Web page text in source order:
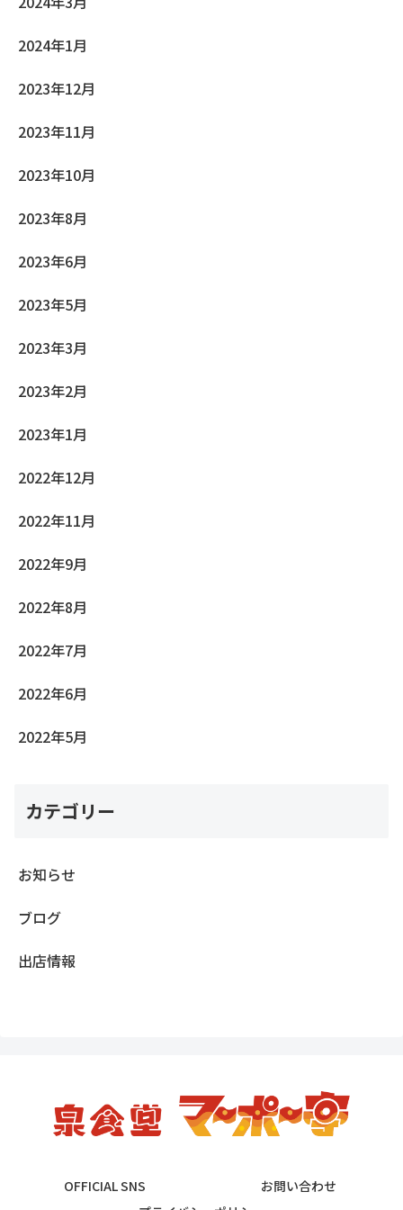
2024年1月
2023年12月
2023年11月
2023年10月
2023年8月
2023年6月
2023年5月
2023年3月
2023年2月
2023年1月
2022年12月
2022年11月
2022年9月
2022年8月
2022年7月
2022年6月
2022年5月
カテゴリー
お知らせ
ブログ
出店情報
OFFICIAL SNS
お問い合わせ